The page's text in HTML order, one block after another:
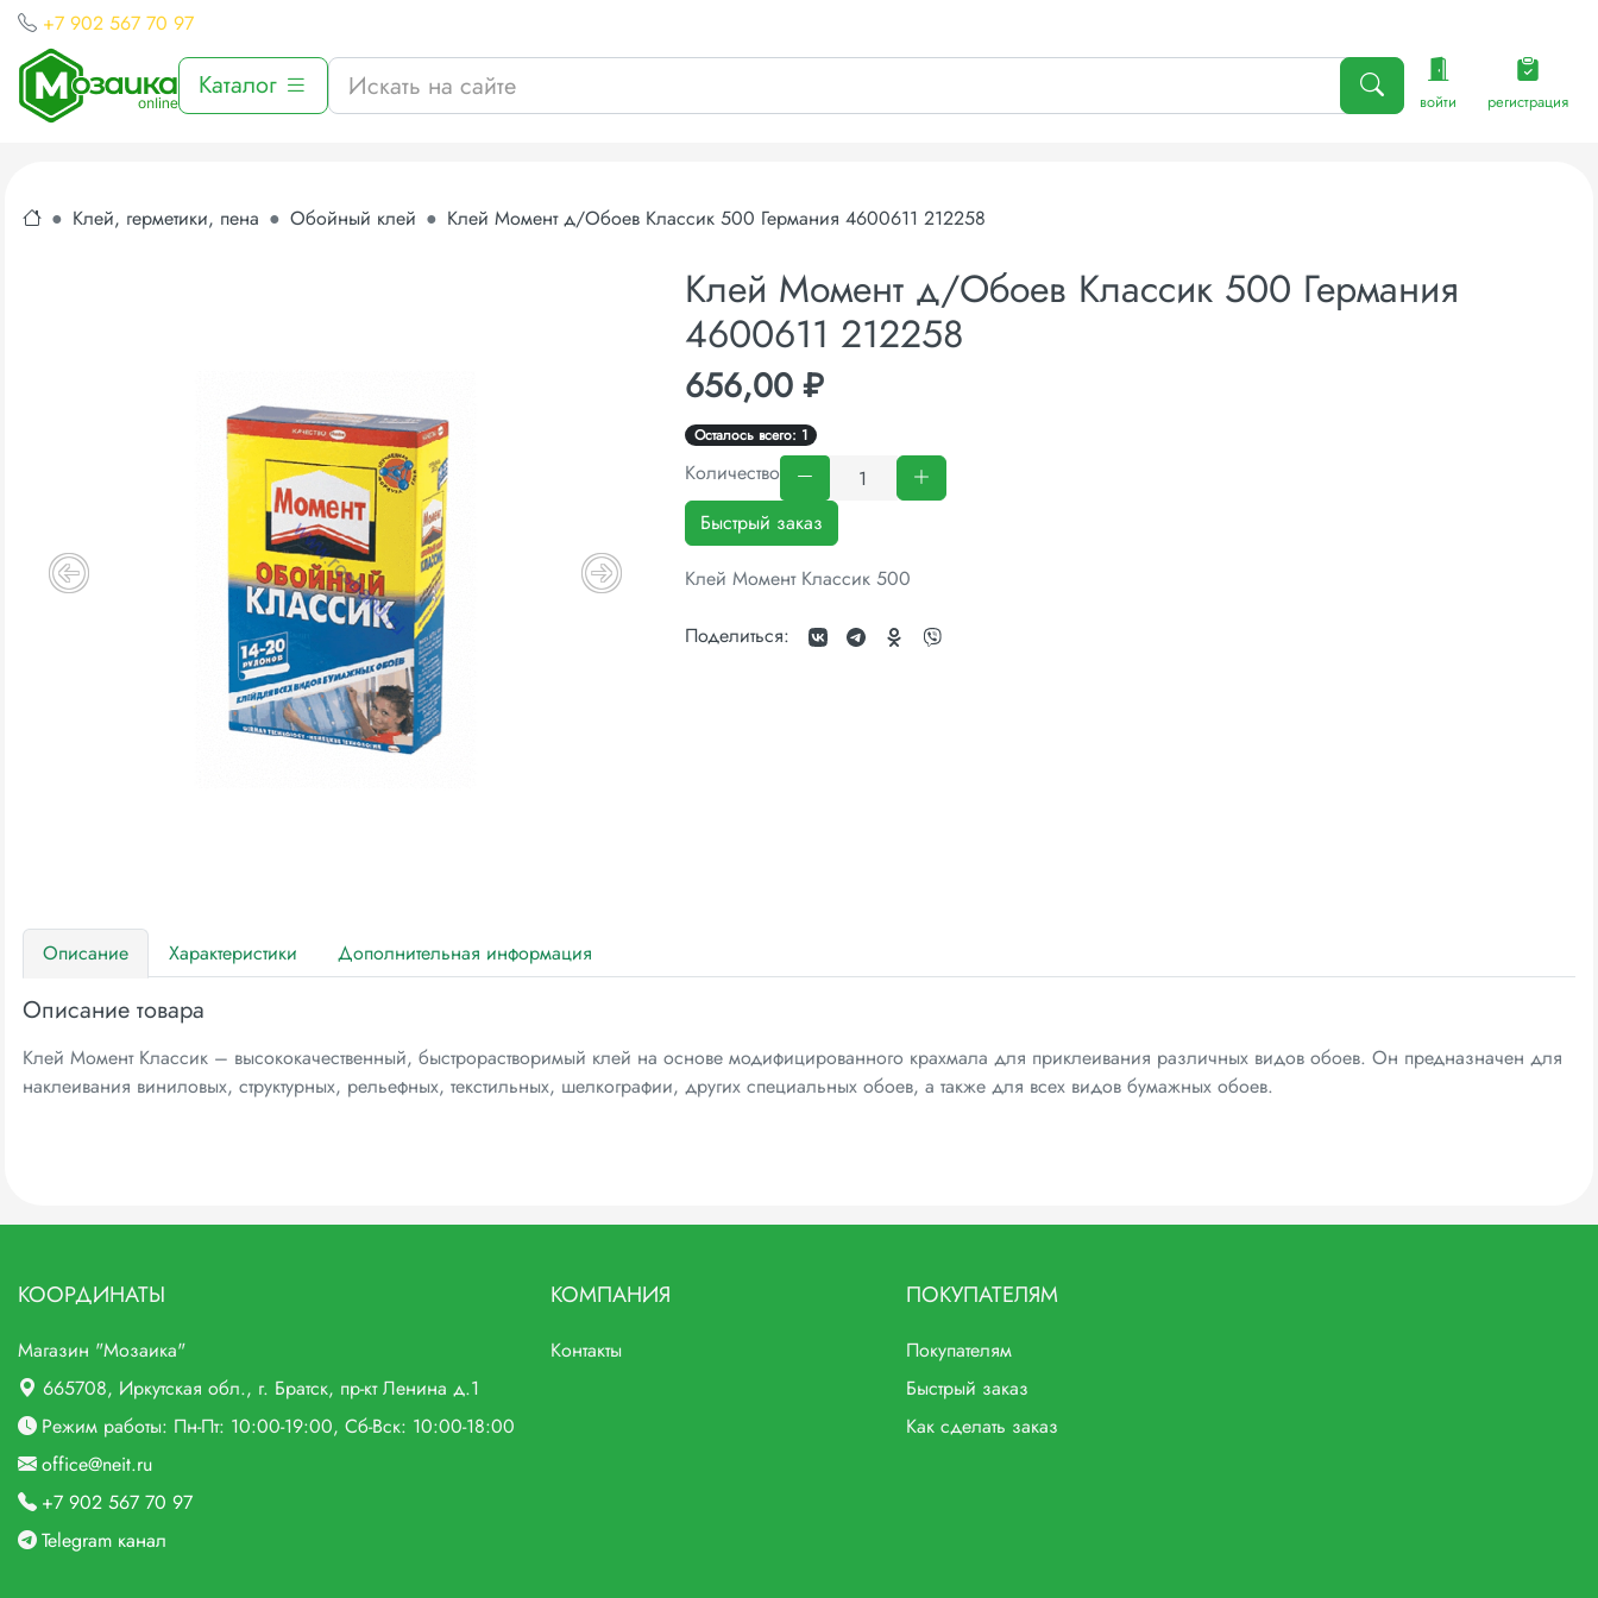
+7 902 567 70 97
Каталог войти регистрация
Клей, герметики, пена Обойный клей Клей Момент д/Обоев Классик 500 Германия 4600611 212258
Клей Момент д/Обоев Классик 500 Германия
4600611 212258
656,00 ₽
Осталось всего: 1
Количество
Быстрый заказ
Клей Момент Классик 500
Поделиться:
Описание Характеристики Дополнительная информация
Описание товара
Клей Момент Классик – высококачественный, быстрорастворимый клей на основе модифицированного крахмала для приклеивания различных видов обоев. Он предназначен для
наклеивания виниловых, структурных, рельефных, текстильных, шелкографии, других специальных обоев, а также для всех видов бумажных обоев.
КООРДИНАТЫ
Магазин "Мозаика"
665708, Иркутская обл., г. Братск, пр-кт Ленина д.1
Режим работы: Пн-Пт: 10:00-19:00, Сб-Вск: 10:00-18:00
office@neit.ru
+7 902 567 70 97
Telegram канал
КОМПАНИЯ
Контакты
ПОКУПАТЕЛЯМ
Покупателям
Быстрый заказ
Как сделать заказ